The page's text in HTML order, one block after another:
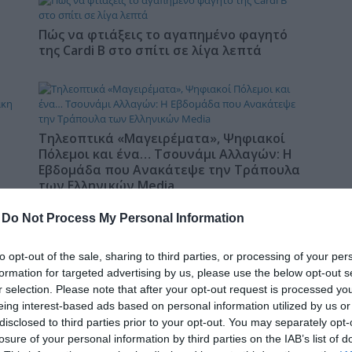
Do Not Process My Personal Information
opt-out of the sale, sharing to third parties, or processing of your
for targeted advertising by us, please use the below opt-out
selection. Please note that after your opt-out request is processed
interest-based ads based on personal information utilized by us
to third parties prior to your opt-out. You may separately
of your personal information by third parties on the IAB’s list of
Πώς να φτιάξεις το αγαπημένο φαγητό
της Cardi B στο σπίτι σε λίγα λεπτά
Τηλεοπτικά «Μαγειρέματα», Ψηφιακοί
Πόλεμοι και ένα… Τσουνάμι Αλλαγών: Η
Εβδομάδα που Ανακάτεψε την Τράπουλα
των Ελληνικών Media
ΤΣΟΥΝΑΜΙ ψηφιακής οργής…
συμπαρασύρει την κυβέρνηση